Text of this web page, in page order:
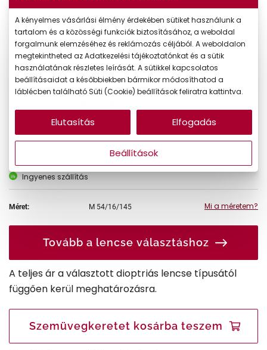
A feltűntetett ár a szemüvegkeretre vonatkozik.
Ingyenes szállítás
Méret: M 54/16/145 Mi a méretem?
Tovább a lencse választáshoz
A teljes ár a választott dioptriás lencse típusától
függően kerül meghatározásra.
Szemüvegkeretet kosárba teszem
A kényelmes vásárlási élmény érdekében sütiket használunk a
tartalom és a közösségi funkciók biztosításához, a weboldal
forgalmunk elemzéséhez és reklámozás céljából. A weboldalon
megtekintheted az Adatkezelési tájékoztatónkat és a sütik
használatának részletes leírását. A sütikkel kapcsolatos
beállításaidat a későbbiekben bármikor módosíthatod a
láblécben található Süti (Cookie) beállítások feliratra kattintva.
Beállítások
Elutasítás Elfogadás